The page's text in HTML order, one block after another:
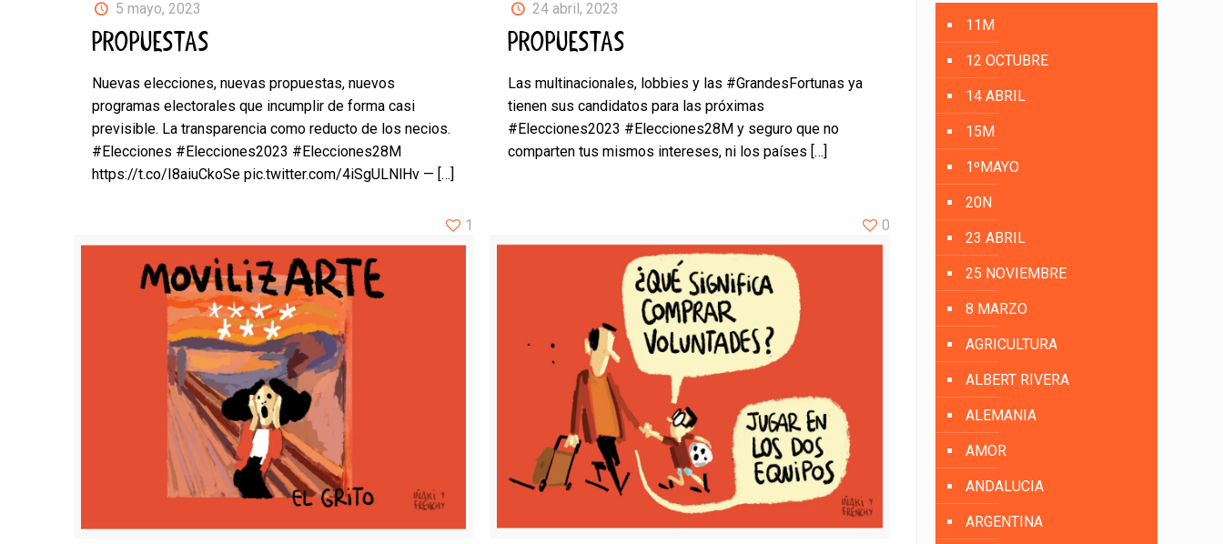
5 mayo, 2023
PROPUESTAS
Nuevas elecciones, nuevas propuestas, nuevos
programas electorales que incumplir de forma casi
previsible. La transparencia como reducto de los necios.
#Elecciones #Elecciones2023 #Elecciones28M
https://t.co/I8aiuCkoSe pic.twitter.com/4iSgULNlHv — […]
24 abril, 2023
PROPUESTAS
Las multinacionales, lobbies y las #GrandesFortunas ya
tienen sus candidatos para las próximas
#Elecciones2023 #Elecciones28M y seguro que no
comparten tus mismos intereses, ni los países […]
1 0
11M
12 OCTUBRE
14 ABRIL
15M
1ºMAYO
20N
23 ABRIL
25 NOVIEMBRE
8 MARZO
AGRICULTURA
ALBERT RIVERA
ALEMANIA
AMOR
ANDALUCIA
ARGENTINA